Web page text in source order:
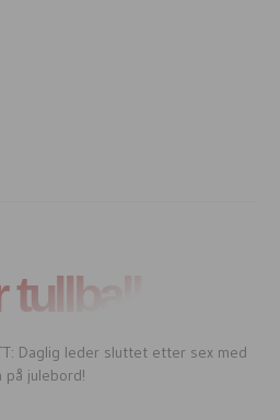
Daglig leder sluttet etter sex med
på julebord!